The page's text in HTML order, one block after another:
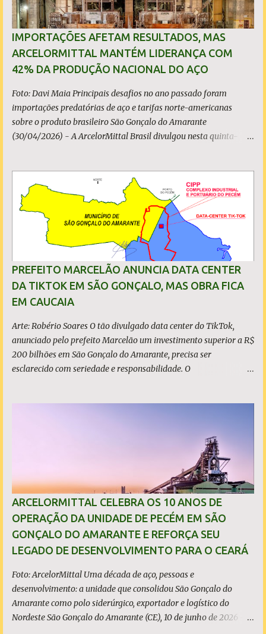
IMPORTAÇÕES AFETAM RESULTADOS, MAS
ARCELORMITTAL MANTÉM LIDERANÇA COM
42% DA PRODUÇÃO NACIONAL DO AÇO
Foto: Davi Maia Principais desafios no ano passado foram
importações predatórias de aço e tarifas norte-americanas
sobre o produto brasileiro São Gonçalo do Amarante
(30/04/2026) - A ArcelorMittal Brasil divulgou nesta quinta-
predatórias, sobretudo da China, e as tarifas impostas pelo
Governo dos Estados Unidos afetaram os resultados financeiros
e operacionais da organização e de todo o setor do aço brasileiro.
Ainda assim, a empresa manteve-se como líder no Brasil, com
42% da produção nacional de aço bruto, os investimentos
programados e permaneceu firme em seus valores de segurança,
sustentabilidade, qualidade e liderança. A produção total de aço
somou 15,14 milhões de toneladas – um recuo de 1,3% em
relação a 2024. A produção de minério de ferro atingiu 2,34
milhões de toneladas, montante 18,3% menor que 2024. Neste
caso, o resultado foi impactado pela trans...
PREFEITO MARCELÃO ANUNCIA DATA CENTER
DA TIKTOK EM SÃO GONÇALO, MAS OBRA FICA
EM CAUCAIA
Arte: Robério Soares O tão divulgado data center do TikTok,
anunciado pelo prefeito Marcelão um investimento superior a R$
200 bilhões em São Gonçalo do Amarante, precisa ser
esclarecido com seriedade e responsabilidade. O
investimento que não lhe pertence, ou desconhece os limites
territoriais do município que governa. Em qualquer dos casos, a
situação é grave. A população tem direito à informação correta,
transparente e sem propaganda enganosa, sobretudo quando
investimentos bilionários são usados como vitrine política. O que
é, de fato, o CIPP O Complexo Industrial e Portuário do Pecém
(CIPP) está situado parcialmente nos municípios de São Gonçalo
do Amarante e de Caucaia, conforme demonstram o mapa
acima. Embora a Vila (ou distrito) do Pecém pertença a Sã...
ARCELORMITTAL CELEBRA OS 10 ANOS DE
OPERAÇÃO DA UNIDADE DE PECÉM EM SÃO
GONÇALO DO AMARANTE E REFORÇA SEU
LEGADO DE DESENVOLVIMENTO PARA O CEARÁ
Foto: ArcelorMittal Uma década de aço, pessoas e
desenvolvimento: a unidade que consolidou São Gonçalo do
Amarante como polo siderúrgico, exportador e logístico do
Nordeste São Gonçalo do Amarante (CE), 10 de junho de 2026 - A